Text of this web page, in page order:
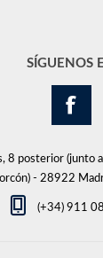
SÍGUENOS
8 posterior (junto
- 28922
(+34) 911